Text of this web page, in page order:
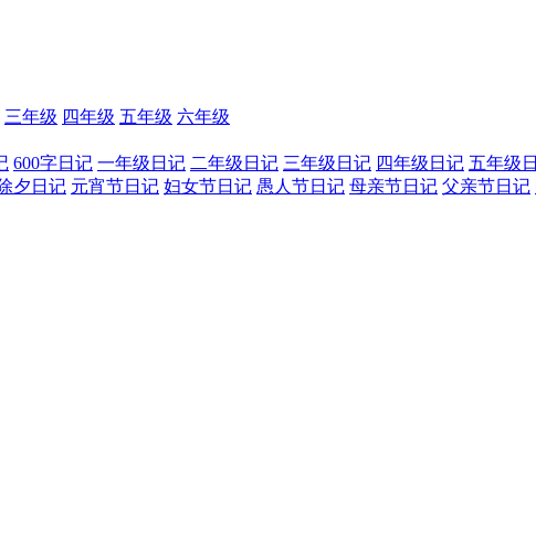
三年级 四年级 五年级 六年级
600字日记 一年级日记 二年级日记 三年级日记 四年级日记 五年级
夕日记 元宵节日记 妇女节日记 愚人节日记 母亲节日记 父亲节日记